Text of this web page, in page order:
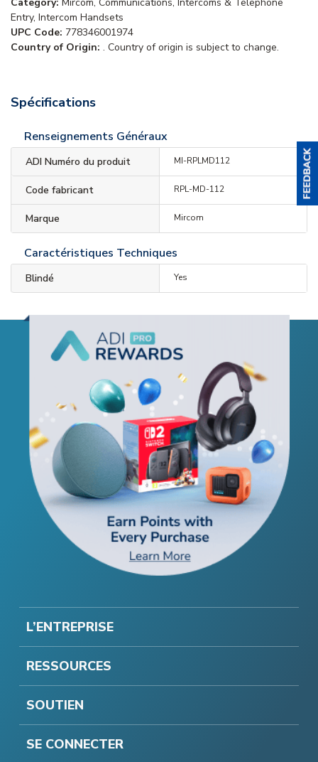
Entry, Intercom Handsets
UPC Code: 778346001974
Country of Origin: . Country of origin is subject to change.
Spécifications
Renseignements Généraux
ADI Numéro du produit MI-RPLMD112
Code fabricant RPL-MD-112
Marque Mircom
Caractéristiques Techniques
Blindé Yes
L’ENTREPRISE
RESSOURCES
SOUTIEN
SE CONNECTER